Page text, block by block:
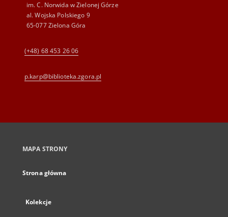
im. C. Norwida w Zielonej Górze
al. Wojska Polskiego 9
65-077 Zielona Góra
(+48) 68 453 26 06
p.karp@biblioteka.zgora.pl
MAPA STRONY
Strona główna
Kolekcje